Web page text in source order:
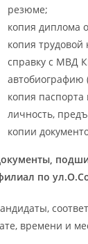
резюме;
копия диплома
копия
справку с МВД
автобиографию
копия
личность,
копии
по ул.
времени и